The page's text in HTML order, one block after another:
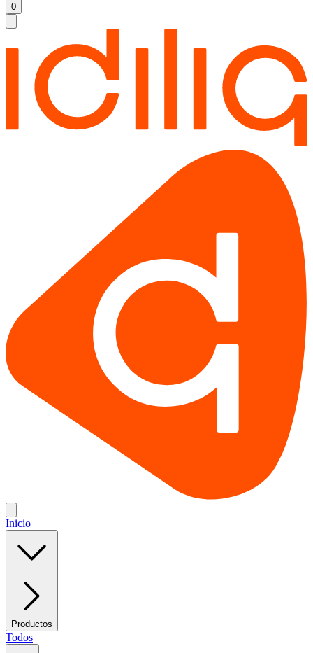
0
Inicio
Productos
Todos